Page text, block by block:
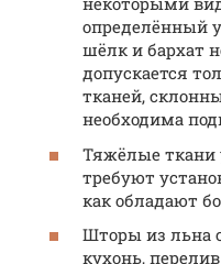
определённый
шёлк и бархат
допускается
тканей,
необходима
Тяжёлые ткани
требуют
как обладают
Шторы из льна
кухонь,